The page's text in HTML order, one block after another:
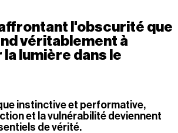
l'obscurité que
véritablement à
lumière dans le
instinctive et performative,
et la vulnérabilité deviennent
de vérité.